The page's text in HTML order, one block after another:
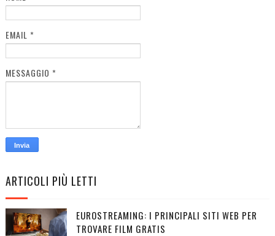
EMAIL *
MESSAGGIO *
ARTICOLI PIÙ LETTI
EUROSTREAMING: I PRINCIPALI SITI WEB PER
TROVARE FILM GRATIS